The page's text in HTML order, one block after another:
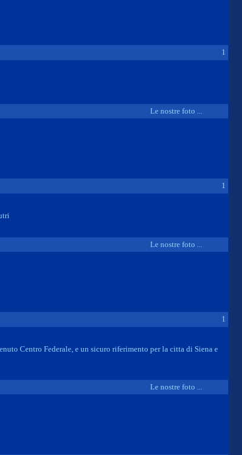
1
Le nostre foto ...
1
Le nostre foto ...
1
Centro Federale, e un sicuro riferimento per la citta di Siena e
Le nostre foto ...